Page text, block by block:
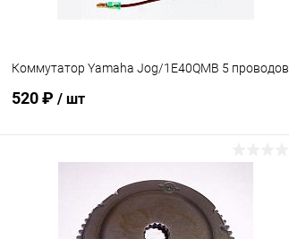
Коммутатор Yamaha Jog/1E40QMB 5 проводов
520 ₽ / шт
Сравнение